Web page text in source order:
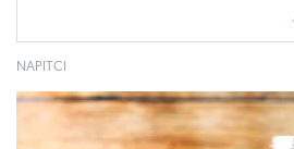
NAPITCI